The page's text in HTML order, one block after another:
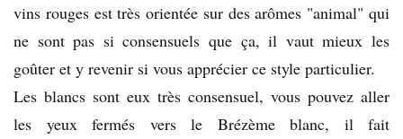
vins rouges est très orientée sur des arômes "animal" qui
ne sont pas si consensuels que ça, il vaut mieux les
goûter et y revenir si vous apprécier ce style particulier.
Les blancs sont eux très consensuel, vous pouvez aller
les yeux fermés vers le Brézème blanc, il fait